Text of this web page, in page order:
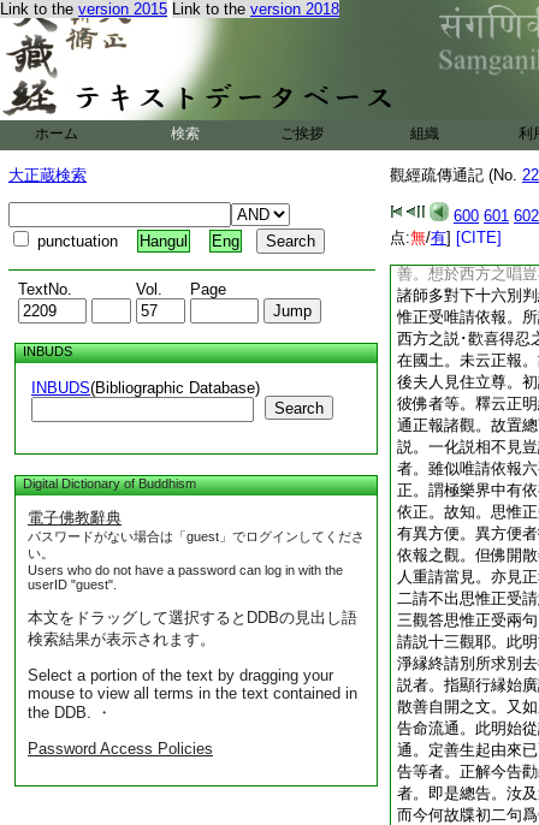
Link to the version 2015 Link to the version 2018
ホーム 検索 ご挨拶 組織 利
大正蔵検索
punctuation Hangul Eng
TextNo. Vol. Page
INBUDS
INBUDS(Bibliographic Database)
Search
Digital Dictionary of Buddhism
電子佛教辭典
パスワードがない場合は「guest」でログインしてくださ
い。
Users who do not have a password can log in with the
userID "guest".
本文をドラッグして選択するとDDBの見出し語
検索結果が表示されます。
Select a portion of the text by dragging your
mouse to view all terms in the text contained in
the DDB. ・
Password Access Policies
觀經疏傳通記 (No.
600 601 602
点:無/有] [CITE]
量壽觀得生彼國也
作無量壽觀。此中
六段。今開爲二。
云何下明作日觀。
念一處者是總觀。
今告勸通下諸觀者
六 答。通十三觀。
依正。今之告勸何
善。想於西方之唱
諸師多對下十六別
惟正受唯請依報。
西方之説･歡喜得忍
在國土。未云正報
後夫人見住立尊。
彼佛者等。釋云正
通正報諸觀。故置
説。一化説相不見
者。雖似唯請依報
正。謂極樂界中有
依正。故知。思惟
有異方便。異方便
依報之觀。但佛開
人重請當見。亦見
二請不出思惟正受
三觀答思惟正受兩
請説十三觀耶。此
淨縁終請別所求別
説者。指顯行縁始
散善自開之文。又
告命流通。此明始
通。定善生起由來
告等者。正解今告
者。即是總告。汝
而今何故牒初二句